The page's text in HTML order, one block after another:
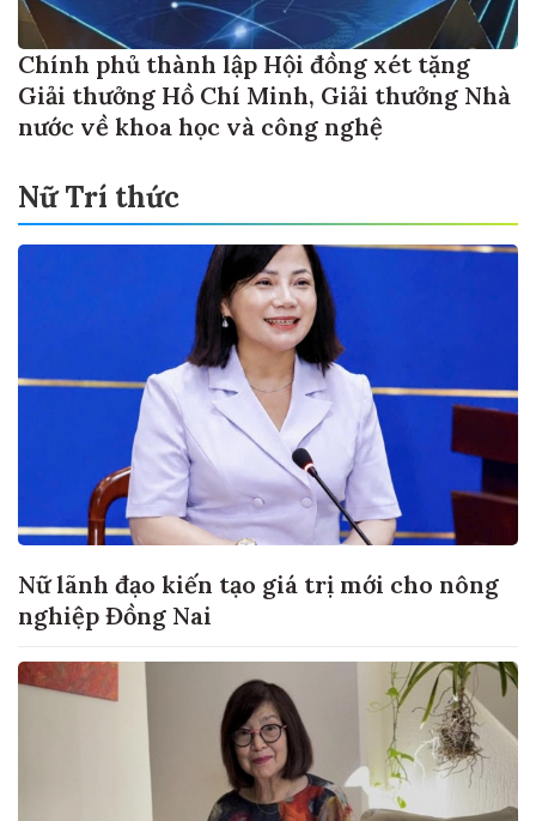
Chính phủ thành lập Hội đồng xét tặng
Giải thưởng Hồ Chí Minh, Giải thưởng Nhà
nước về khoa học và công nghệ
Nữ Trí thức
Nữ lãnh đạo kiến tạo giá trị mới cho nông
nghiệp Đồng Nai